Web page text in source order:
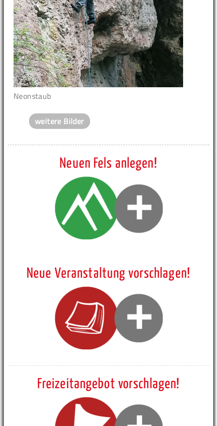
Neonstaub
weitere Bilder
Neuen Fels anlegen!
Neue Veranstaltung vorschlagen!
Freizeitangebot vorschlagen!